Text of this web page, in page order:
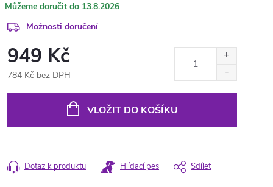
13.8.2026
Možnosti doručení
949 Kč
784 Kč bez DPH
VLOŽIT DO KOŠÍKU
Dotaz k produktu Hlídací pes Sdílet